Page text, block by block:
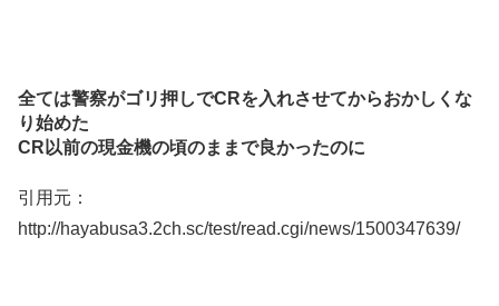
全ては警察がゴリ押しでCRを入れさせてからおかしくな
り始めた
CR以前の現金機の頃のままで良かったのに
引用元：
http://hayabusa3.2ch.sc/test/read.cgi/news/1500347639/